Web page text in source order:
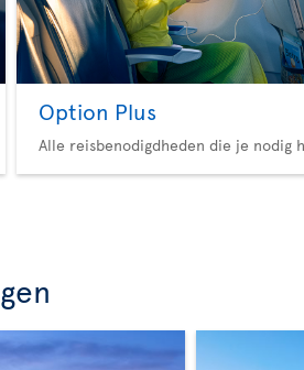
Option Plus
Alle reisbenodigdheden die je nodig